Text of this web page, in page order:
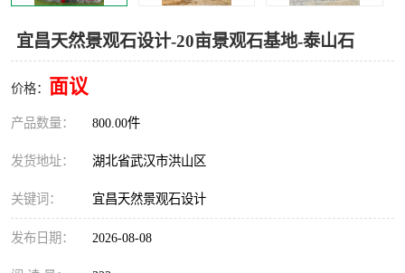
宜昌天然景观石设计-20亩景观石基地-泰山石
价格： 面议
产品数量： 800.00件
发货地址： 湖北省武汉市洪山区
关键词： 宜昌天然景观石设计
发布日期： 2026-08-08